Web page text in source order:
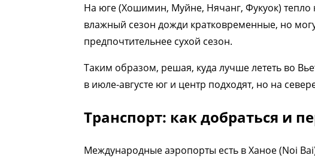
На юге (Хошимин, Муйне, Нячанг, Фукуок) тепло
влажный сезон дожди кратковременные, но
предпочтительнее сухой сезон.
Таким образом, решая, куда лучше лететь во
в июле-августе юг и центр подходят, но на
Транспорт: как добраться и
Международные аэропорты есть в Ханое (Noi